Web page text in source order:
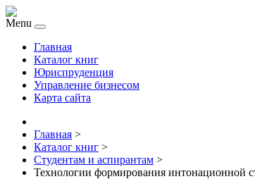
Menu
Главная
Каталог книг
Юриспруденция
Управление бизнесом
Карта сайта
Главная >
Каталог книг >
Студентам и аспирантам >
Технологии формирования интонационной